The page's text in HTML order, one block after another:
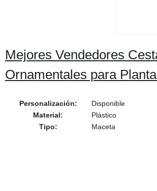
Mejores Vendedores
Ornamentales para
Personalización:
Disponible
Material:
Plástico
Tipo:
Maceta